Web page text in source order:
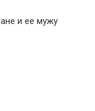
и ее мужу